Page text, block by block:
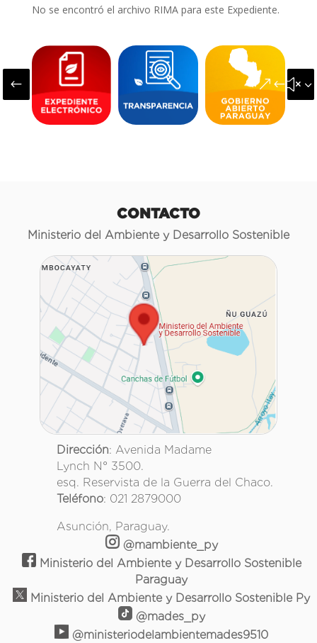
No se encontró el archivo RIMA para este Expediente.
#
CONTACTO
Ministerio del Ambiente y Desarrollo Sostenible
Dirección: Avenida Madame
Lynch N° 3500.
esq. Reservista de la Guerra del Chaco.
Teléfono: 021 2879000
Asunción, Paraguay.
@mambiente_py
Ministerio del Ambiente y Desarrollo Sostenible
Paraguay
Ministerio del Ambiente y Desarrollo Sostenible Py
@mades_py
@ministeriodelambientemades9510